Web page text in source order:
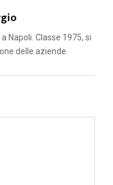
Napoli. Classe 1975, si
delle aziende.